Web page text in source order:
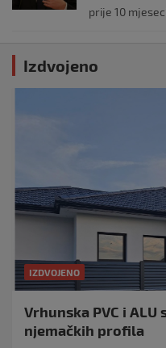
prije 10
Izdvojeno
IZDVOJENO
Vrhunska PVC i
njemačkih profila